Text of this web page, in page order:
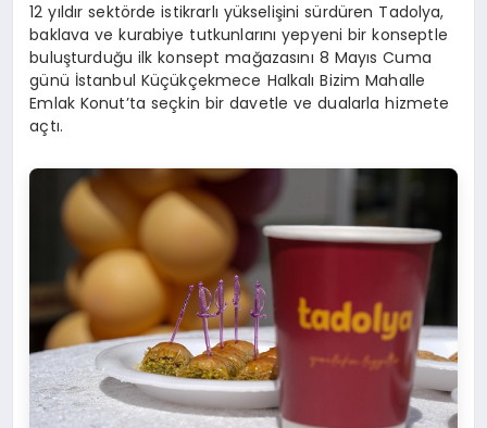
12 yıldır sektörde istikrarlı yükselişini sürdüren Tadolya,
baklava ve kurabiye tutkunlarını yepyeni bir konseptle
buluşturduğu ilk konsept mağazasını 8 Mayıs Cuma
günü İstanbul Küçükçekmece Halkalı Bizim Mahalle
Emlak Konut’ta seçkin bir davetle ve dualarla hizmete
açtı.